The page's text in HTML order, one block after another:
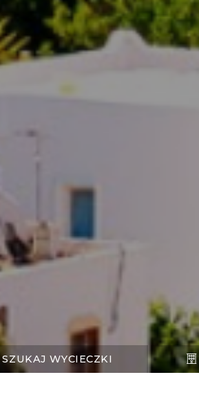
SZUKAJ WYCIECZKI